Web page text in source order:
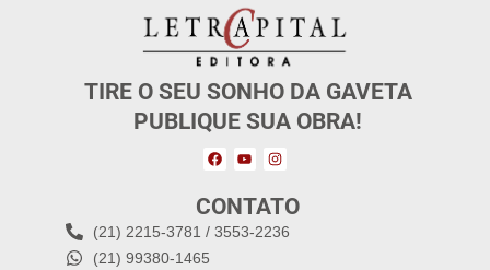
TIRE O SEU SONHO DA GAVETA
PUBLIQUE SUA OBRA!
CONTATO
(21) 2215-3781 / 3553-2236
(21) 99380-1465